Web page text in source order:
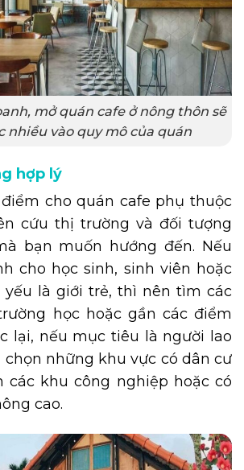
mở quán cafe ở nông thôn sẽ
nhiều vào quy mô của quán
hợp lý
cho quán cafe phụ thuộc
cứu thị trường và đối tượng
bạn muốn hướng đến. Nếu
cho học sinh, sinh viên hoặc
là giới trẻ, thì nên tìm các
học hoặc gần các điểm
lại, nếu mục tiêu là người lao
chọn những khu vực có dân cư
các khu công nghiệp hoặc có
cao.